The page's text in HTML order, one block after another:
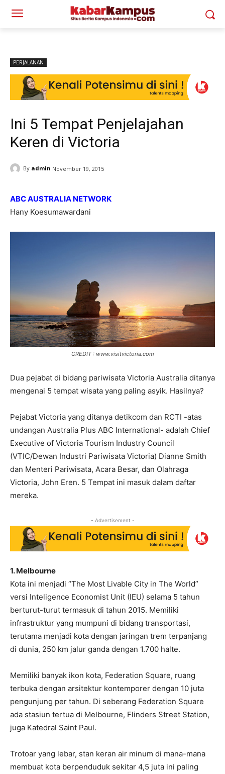
PERJALANAN
Ini 5 Tempat Penjelajahan
Keren di Victoria
By admin November 19, 2015
ABC AUSTRALIA NETWORK
Hany Koesumawardani
CREDIT : www.visitvictoria.com
Dua pejabat di bidang pariwisata Victoria Australia ditanya
mengenai 5 tempat wisata yang paling asyik. Hasilnya?
Pejabat Victoria yang ditanya detikcom dan RCTI -atas
undangan Australia Plus ABC International- adalah Chief
Executive of Victoria Tourism Industry Council
(VTIC/Dewan Industri Pariwisata Victoria) Dianne Smith
dan Menteri Pariwisata, Acara Besar, dan Olahraga
Victoria, John Eren. 5 Tempat ini masuk dalam daftar
mereka.
- Advertisement -
1. Melbourne
Kota ini menjadi “The Most Livable City in The World”
versi Inteligence Economist Unit (IEU) selama 5 tahun
berturut-turut termasuk di tahun 2015. Memiliki
infrastruktur yang mumpuni di bidang transportasi,
terutama menjadi kota dengan jaringan trem terpanjang
di dunia, 250 km jalur ganda dengan 1.700 halte.
Memiliki banyak ikon kota, Federation Square, ruang
terbuka dengan arsitektur kontemporer dengan 10 juta
pengunjung per tahun. Di seberang Federation Square
ada stasiun tertua di Melbourne, Flinders Street Station,
juga Katedral Saint Paul.
Trotoar yang lebar, stan keran air minum di mana-mana
membuat kota berpenduduk sekitar 4,5 juta ini paling